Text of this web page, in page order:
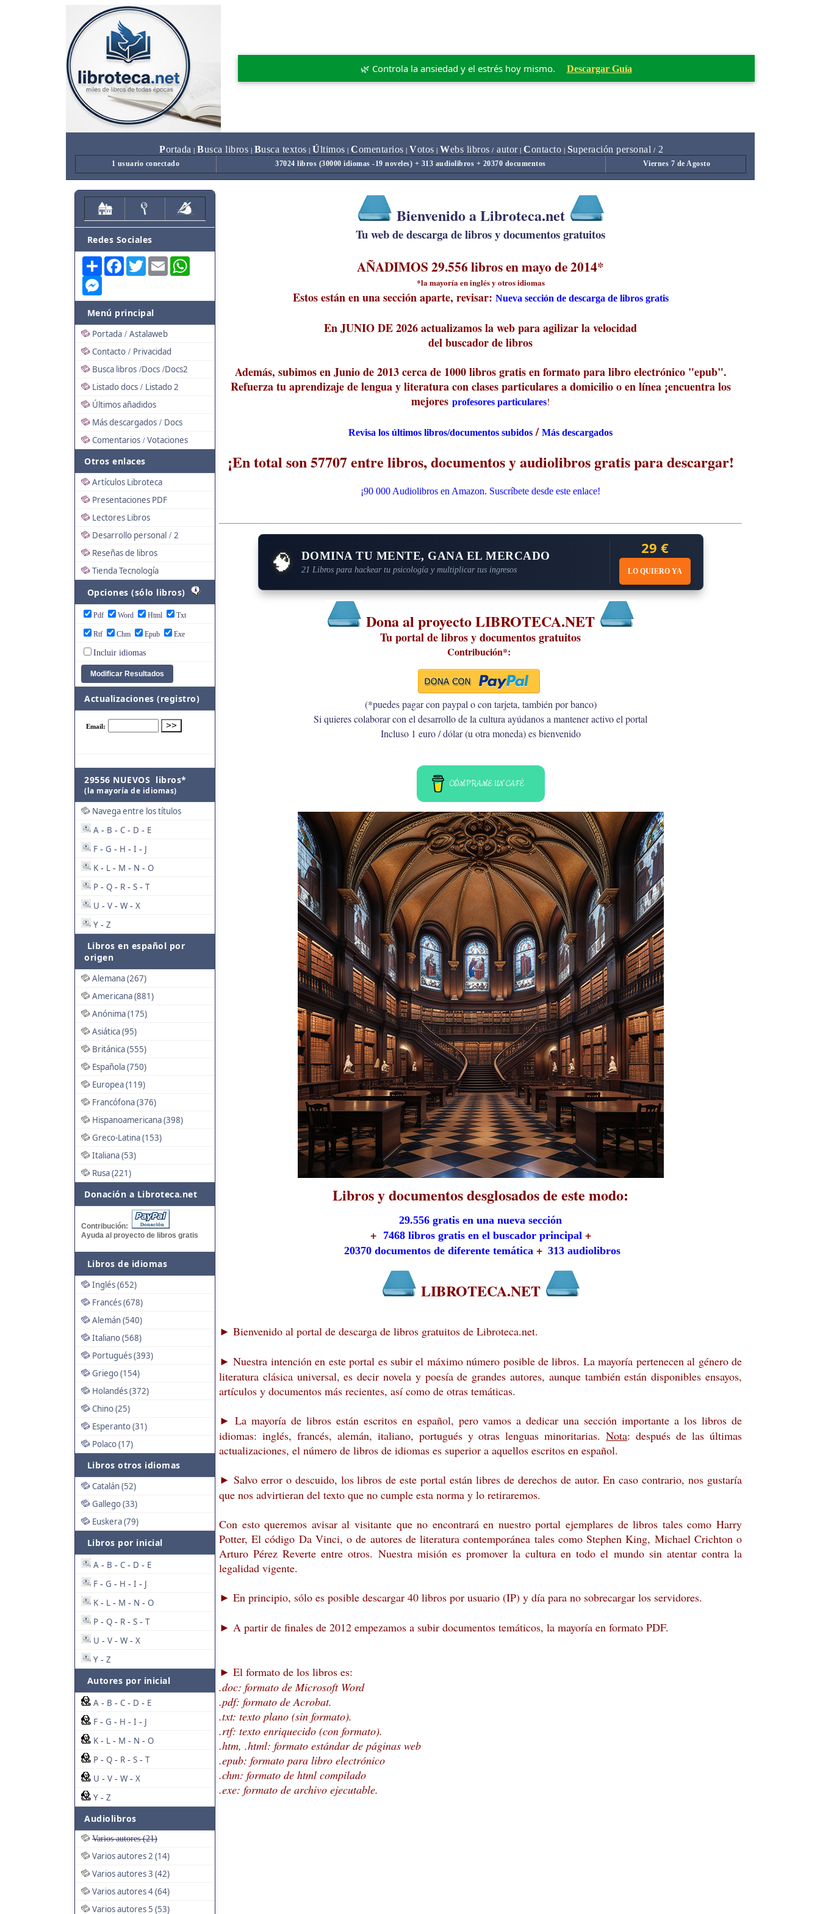
🌿 Controla la ansiedad y el estrés hoy mismo. Descargar Guía
Portada Busca libros Busca textos Últimos |Comentarios Votos Webs libros / autor|Contacto Superación personal / 2
1 usuario conectado 37024 libros (30000 idiomas -19 noveles) + 313 audiolibros + 20370 documentos Viernes 7 de Agosto
Redes Sociales
Share FacebookTwitterEmail
Menú principal
Portada / Astalaweb
Contacto / Privacidad
Busca libros /Docs /Docs2
Listado docs / Listado 2
Últimos añadidos
Más descargados / Docs
Comentarios / Votaciones
Otros enlaces
Artículos Libroteca
Presentaciones PDF
Lectores Libros
Desarrollo personal / 2
Reseñas de libros
Tienda Tecnología
Opciones (sólo libros)
Pdf Word Html Txt
Rtf Chm Epub Exe
Incluir idiomas
Actualizaciones (registro)
29556 NUEVOS libros*
(la mayoría de idiomas)
Navega entre los títulos
A - B - C - D - E
F - G - H - I - J
K - L - M - N - O
P - Q - R - S - T
U - V - W - X
Y - Z
Libros en español por
origen
Alemana (267)
Americana (881)
Anónima (175)
Asiática (95)
Británica (555)
Española (750)
Europea (119)
Francófona (376)
Hispanoamericana (398)
Greco-Latina (153)
Italiana (53)
Rusa (221)
Donación a Libroteca.net
Contribución:
Ayuda al proyecto de libros gratis
Libros de idiomas
Inglés (652)
Francés (678)
Alemán (540)
Italiano (568)
Portugués (393)
Griego (154)
Holandés (372)
Chino (25)
Esperanto (31)
Polaco (17)
Libros otros idiomas
Catalán (52)
Gallego (33)
Euskera (79)
Libros por inicial
A - B - C - D - E
F - G - H - I - J
K - L - M - N - O
P - Q - R - S - T
U - V - W - X
Y - Z
Autores por inicial
A - B - C - D - E
F - G - H - I - J
K - L - M - N - O
P - Q - R - S - T
U - V - W - X
Y - Z
Audiolibros
Varios autores (21)
Varios autores 2 (14)
Varios autores 3 (42)
Varios autores 4 (64)
Varios autores 5 (53)
Bienvenido a Libroteca.net
Tu web de descarga de libros y documentos gratuitos
AÑADIMOS 29.556 libros en mayo de 2014*
*la mayoría en inglés y otros idiomas
Estos están en una sección aparte, revisar: Nueva sección de descarga de libros gratis
En JUNIO DE 2026 actualizamos la web para agilizar la velocidad
del buscador de libros
Además, subimos en Junio de 2013 cerca de 1000 libros gratis en formato para libro electrónico "epub".
Refuerza tu aprendizaje de lengua y literatura con clases particulares a domicilio o en línea ¡encuentra los
mejores profesores particulares!
Revisa los últimos libros/documentos subidos / Más descargados
¡En total son 57707 entre libros, documentos y audiolibros gratis para descargar!
¡90 000 Audiolibros en Amazon. Suscríbete desde este enlace!
🧠 DOMINA TU MENTE, GANA EL MERCADO
21 Libros para hackear tu psicología y multiplicar tus ingresos
29 €
LO QUIERO YA
Dona al proyecto LIBROTECA.NET
Tu portal de libros y documentos gratuitos
Contribución*:
(*puedes pagar con paypal o con tarjeta, también por banco)
Si quieres colaborar con el desarrollo de la cultura ayúdanos a mantener activo el portal
Incluso 1 euro / dólar (u otra moneda) es bienvenido
CÓMPRAME UN CAFÉ
Libros y documentos desglosados de este modo:
29.556 gratis en una nueva sección
+ 7468 libros gratis en el buscador principal+
20370 documentos de diferente temática + 313 audiolibros
LIBROTECA.NET
► Bienvenido al portal de descarga de libros gratuitos de Libroteca.net.
► Nuestra intención en este portal es subir el máximo número posible de libros. La mayoría pertenecen al género de
literatura clásica universal, es decir novela y poesía de grandes autores, aunque también están disponibles ensayos,
artículos y documentos más recientes, así como de otras temáticas.
► La mayoría de libros están escritos en español, pero vamos a dedicar una sección importante a los libros de
idiomas: inglés, francés, alemán, italiano, portugués y otras lenguas minoritarias.Nota: después de las últimas
actualizaciones, el número de libros de idiomas es superior a aquellos escritos en español.
► Salvo error o descuido, los libros de este portal están libres de derechos de autor. En caso contrario, nos gustaría
que nos advirtieran del texto que no cumple esta norma y lo retiraremos.
Con esto queremos avisar al visitante que no encontrará en nuestro portal ejemplares de libros tales como Harry
Potter, El código Da Vinci, o de autores de literatura contemporánea tales como Stephen King, Michael Crichton o
Arturo Pérez Reverte entre otros. Nuestra misión es promover la cultura en todo el mundo sin atentar contra la
legalidad vigente.
► En principio, sólo es posible descargar 40 libros por usuario (IP) y día para no sobrecargar los servidores.
► A partir de finales de 2012 empezamos a subir documentos temáticos, la mayoría en formato PDF.
► El formato de los libros es:
.doc: formato de Microsoft Word
.pdf: formato de Acrobat.
.txt: texto plano (sin formato).
.rtf: texto enriquecido (con formato).
.htm, .html: formato estándar de páginas web
.epub: formato para libro electrónico
.chm: formato de html compilado
.exe: formato de archivo ejecutable.